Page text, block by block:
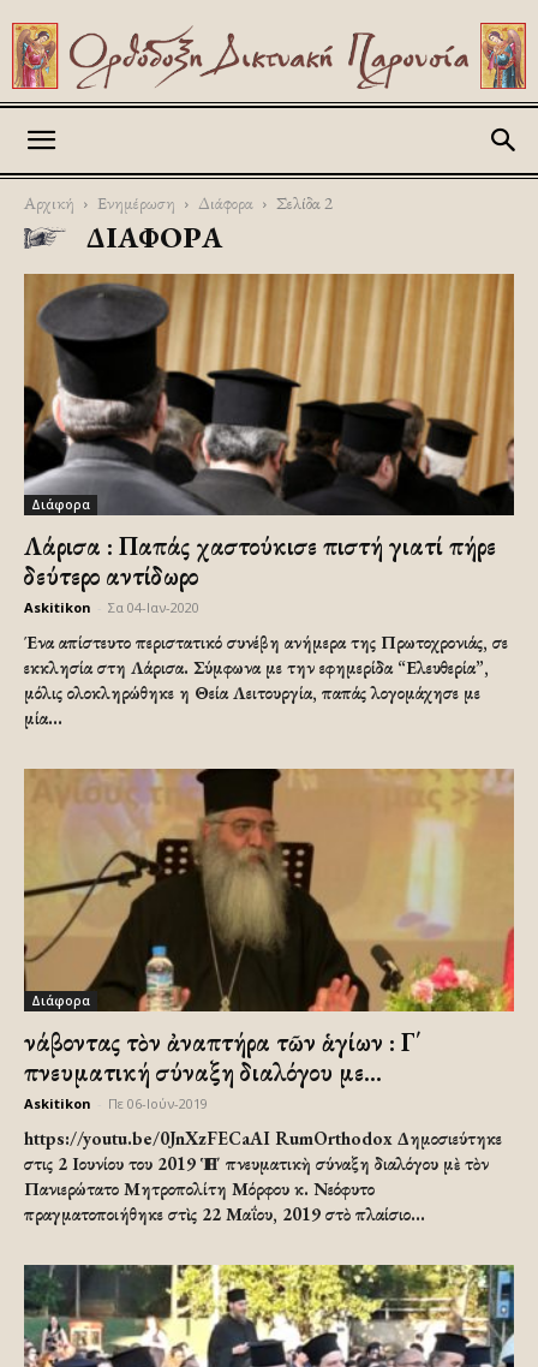
Αρχική Ενημέρωση Διάφορα Σελίδα 2
ΔΙΆΦΟΡΑ
Διάφορα
Λάρισα : Παπάς χαστούκισε πιστή γιατί πήρε
δεύτερο αντίδωρο
Askitikon Σα 04-Ιαν-2020
Ένα απίστευτο περιστατικό συνέβη ανήμερα της Πρωτοχρονιάς, σε
εκκλησία στη Λάρισα. Σύμφωνα με την εφημερίδα “Ελευθερία”,
μόλις ολοκληρώθηκε η Θεία Λειτουργία, παπάς λογομάχησε με
μία...
Διάφορα
Ἀνάβοντας τὸν ἀναπτήρα τῶν ἁγίων : Γ΄
πνευματική σύναξη διαλόγου με...
Askitikon Πε 06-Ιούν-2019
https://youtu.be/0JnXzFECaAI RumOrthodox Δημοσιεύτηκε
στις 2 Ιουνίου του 2019 Ἡ Γ΄ πνευματικὴ σύναξη διαλόγου μὲ τὸν
Πανιερώτατο Μητροπολίτη Μόρφου κ. Νεόφυτο
πραγματοποιήθηκε στὶς 22 Μαΐου, 2019 στὸ πλαίσιο...